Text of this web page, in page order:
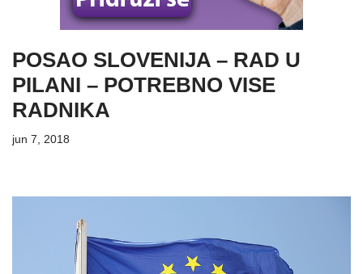
POSAO SLOVENIJA – RAD U
PILANI – POTREBNO VISE
RADNIKA
jun 7, 2018